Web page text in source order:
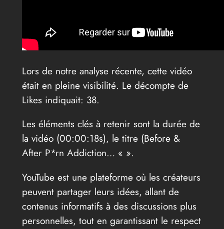
Lors de notre analyse récente, cette vidéo
était en pleine visibilité. Le décompte de
Likes indiquait: 38.
Les éléments clés à retenir sont la durée de
la vidéo (00:00:18s), le titre (Before &
After P*rn Addiction… « ».
YouTube est une plateforme où les créateurs
peuvent partager leurs idées, allant de
contenus informatifs à des discussions plus
personnelles, tout en garantissant le respect